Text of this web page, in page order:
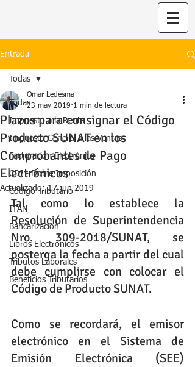
Entrada
Todas
Impuesto a la Renta
Impuesto General a las Ventas
Facturación Electrónica
CDI - Doble Imposición
Código Tributario
ITAN
Bancarización
Libros Electrónicos
Tributos Laborales
Beneficios Tributarios
Todas
Plazos para consignar el Código
Producto SUNAT en los
Comprobantes de Pago
Electrónicos
Omar Ledesma
23 may 2019 1 min de lectura
Actualizado:17 jun 2019
Tal como lo establece la
Resolución de Superintendencia
Nro. 309-2018/SUNAT, se
posterga la fecha a partir del cual
debe cumplirse con colocar el
Código de Producto SUNAT.
Como se recordará, el emisor
electrónico en el Sistema de
Emisión Electrónica (SEE)